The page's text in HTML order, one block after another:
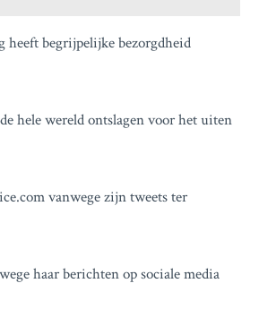
heeft begrijpelijke bezorgdheid
hele wereld ontslagen voor het uiten
vanwege zijn tweets ter
haar berichten op sociale media